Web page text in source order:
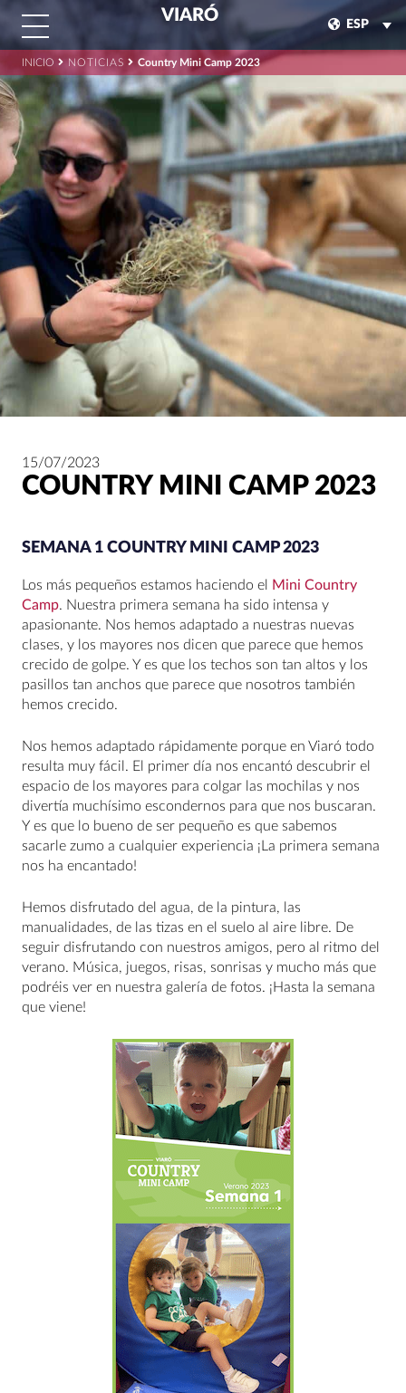
VIARÓ
ESP
INICIO NOTICIAS Country Mini Camp 2023
15/07/2023
COUNTRY MINI CAMP 2023
SEMANA 1 COUNTRY MINI CAMP 2023
Los más pequeños estamos haciendo el
Mini Country
Camp. Nuestra primera semana ha sido intensa y
apasionante. Nos hemos adaptado a nuestras nuevas
clases, y los mayores nos dicen que parece que hemos
crecido de golpe. Y es que los techos son tan altos y los
pasillos tan anchos que parece que nosotros también
hemos crecido.
Nos hemos adaptado rápidamente porque en Viaró todo
resulta muy fácil. El primer día nos encantó descubrir el
espacio de los mayores para colgar las mochilas y nos
divertía muchísimo escondernos para que nos buscaran.
Y es que lo bueno de ser pequeño es que sabemos
sacarle zumo a cualquier experiencia ¡La primera semana
nos ha encantado!
Hemos disfrutado del agua, de la pintura, las
manualidades, de las tizas en el suelo al aire libre. De
seguir disfrutando con nuestros amigos, pero al ritmo del
verano. Música, juegos, risas, sonrisas y mucho más que
podréis ver en nuestra galería de fotos. ¡Hasta la semana
que viene!